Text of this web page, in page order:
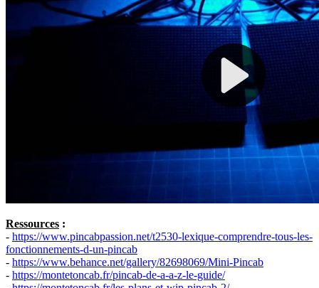
Ressources :
- https://www.pincabpassion.net/t2530-lexique-comprendre-tous-les-
fonctionnements-d-un-pincab
- https://www.behance.net/gallery/82698069/Mini-Pincab
- https://montetoncab.fr/pincab-de-a-a-z-le-guide/